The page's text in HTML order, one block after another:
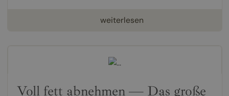
weiterlesen
Voll fett abnehmen — Das große